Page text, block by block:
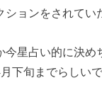
ションをされてい
今星占い的に決
下旬までらしいで